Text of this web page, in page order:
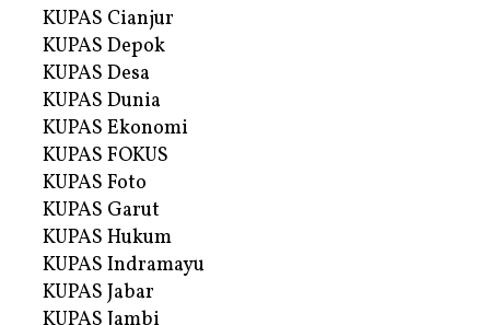
KUPAS Cianjur
KUPAS Depok
KUPAS Desa
KUPAS Dunia
KUPAS Ekonomi
KUPAS FOKUS
KUPAS Foto
KUPAS Garut
KUPAS Hukum
KUPAS Indramayu
KUPAS Jabar